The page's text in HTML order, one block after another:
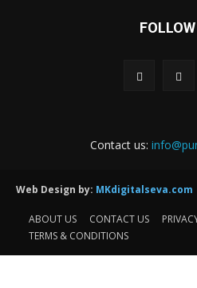
Contact us:
Web Design by: MKdigitalseva.com
ABOUT US CONTACT US
TERMS & CONDITIONS